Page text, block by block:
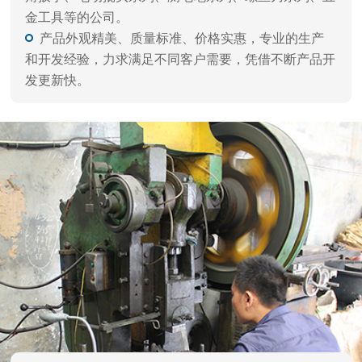
品质保障 闪电交付
自动化生产，严谨工艺、一体成型，每件产品都经
过精雕细磨，千锤百炼，诸多客户一致好评。
拥有自动化设备，多年经验的技术人员，以及多重
精细化工艺，层层质检流程，确保高品质出货。